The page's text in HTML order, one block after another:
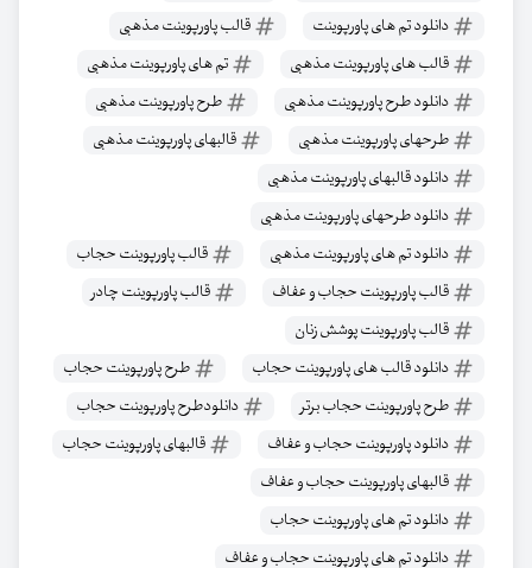
دانلود تم های پاورپوینت
قالب پاورپوینت مذهبی
قالب های پاورپوینت مذهبی
تم های پاورپوینت مذهبی
دانلود طرح پاورپوینت مذهبی
طرح پاورپوینت مذهبی
طرحهای پاورپوینت مذهبی
قالبهای پاورپوینت مذهبی
دانلود قالبهای پاورپوینت مذهبی
دانلود طرحهای پاورپوینت مذهبی
دانلود تم های پاورپوینت مذهبی
قالب پاورپوینت حجاب
قالب پاورپوینت حجاب و عفاف
قالب پاورپوینت چادر
قالب پاورپوینت پوشش زنان
دانلود قالب های پاورپوینت حجاب
طرح پاورپوینت حجاب
طرح پاورپوینت حجاب برتر
دانلودطرح پاورپوینت حجاب
دانلود پاورپوینت حجاب و عفاف
قالبهای پاورپوینت حجاب
قالبهای پاورپوینت حجاب و عفاف
دانلود تم های پاورپوینت حجاب
دانلود تم های پاورپوینت حجاب و عفاف